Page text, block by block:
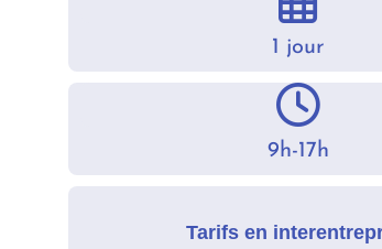
1 jour
9h-17h
Tarifs en